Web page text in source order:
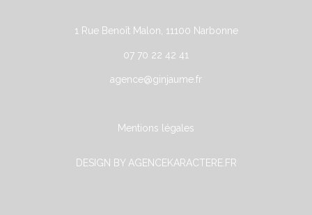
1 Rue Benoît Malon, 11100 Narbonne
07 70 22 42 41
agence@ginjaume.fr
Mentions légales
DESIGN BY AGENCEKARACTERE.FR